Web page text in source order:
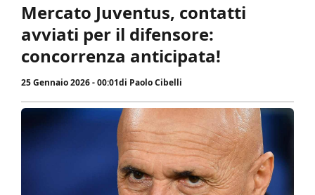
Mercato Juventus, contatti
avviati per il difensore:
concorrenza anticipata!
25 Gennaio 2026 - 00:01di Paolo Cibelli